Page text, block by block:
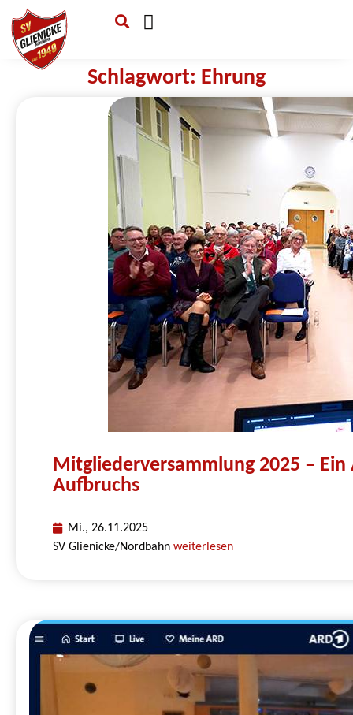
Schlagwort: Ehrung
Mitgliederversammlung 2025 – Ein
Aufbruchs
Mi., 26.11.2025
SV Glienicke/Nordbahnweiterlesen